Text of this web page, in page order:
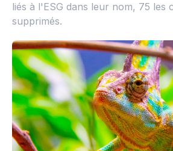
liés à l'ESG dans leur nom, 75 les
supprimés.